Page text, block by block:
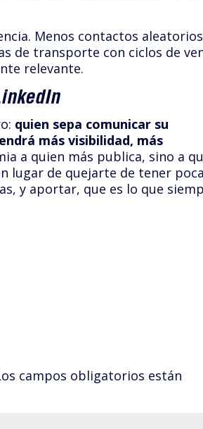
Menos contactos
de transporte con ciclos de
relevante.
quien sepa comunicar su
más visibilidad, más
a quien más publica, sino a
lugar de quejarte de tener
y aportar, que es lo que
campos obligatorios están